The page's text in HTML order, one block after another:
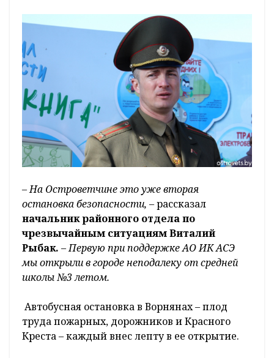
– На Островетчине это уже вторая
остановка безопасности, –рассказал
начальник районного отдела по
чрезвычайным ситуациям Виталий
Рыбак. –Первую при поддержке АО ИК АСЭ
мы открыли в городе неподалеку от средней
школы №3 летом.
Автобусная остановка в Ворнянах – плод
труда пожарных, дорожников и Красного
Креста – каждый внес лепту в ее открытие.